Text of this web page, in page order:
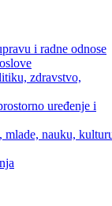
i radne odnose
zdravstvo,
uređenje i
mlade, nauku,